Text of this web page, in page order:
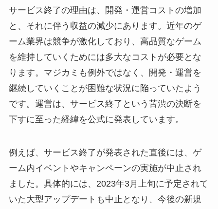
サービス終了の理由は、開発・運営コストの増加
と、それに伴う収益の減少にあります。近年のゲ
ーム業界は競争が激化しており、高品質なゲーム
を維持していくためには多大なコストが必要とな
ります。マジカミも例外ではなく、開発・運営を
継続していくことが困難な状況に陥っていたよう
です。運営は、サービス終了という苦渋の決断を
下すに至った経緯を公式に発表しています。
例えば、サービス終了が発表された直後には、ゲ
ーム内イベントやキャンペーンの実施が中止され
ました。具体的には、2023年3月上旬に予定されて
いた大型アップデートも中止となり、今後の新規